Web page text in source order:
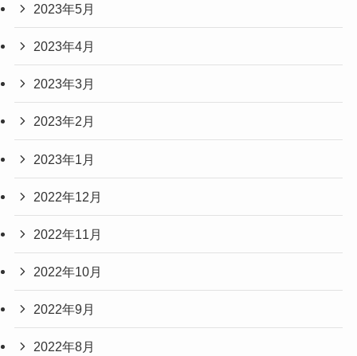
2023年5月
2023年4月
2023年3月
2023年2月
2023年1月
2022年12月
2022年11月
2022年10月
2022年9月
2022年8月